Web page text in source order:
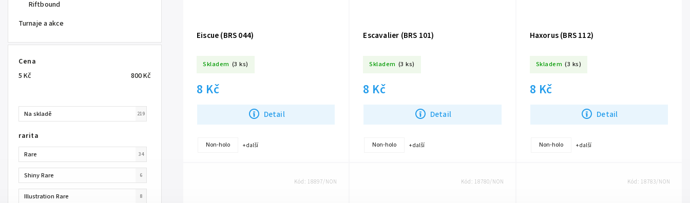
Riftbound
Turnaje a akce
Cena
5 Kč 800Kč
Na skladě 219
rarita
Rare 34
Shiny Rare 6
Illustration Rare 8
Eiscue (BRS 044)
Skladem (3 ks)
8 Kč
Detail
Non-holo + další
Escavalier (BRS 101)
Skladem (3 ks)
8 Kč
Detail
Non-holo + další
Haxorus (BRS 112)
Skladem (3 ks)
8 Kč
Detail
Non-holo + další
Kód: 18897/NON Kód: 18780/NON Kód: 18783/NON